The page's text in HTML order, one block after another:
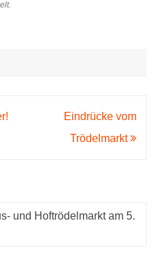
Eindrücke vom
Trödelmarkt
und Hoftrödelmarkt am 5.